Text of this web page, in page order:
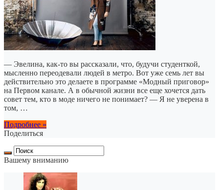
— Эвелина, как-то вы рассказали, что, будучи студенткой,
мысленно переодевали людей в метро. Вот уже семь лет вы
действительно это делаете в программе «Модный приговор»
на Первом канале. А в обычной жизни все еще хочется дать
совет тем, кто в моде ничего не понимает? — Я не уверена в
том, …
Подробнее »
Поделиться
Вашему вниманию